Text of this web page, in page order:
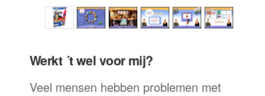
Werkt ´t wel voor mij?
Veel mensen hebben problemen met